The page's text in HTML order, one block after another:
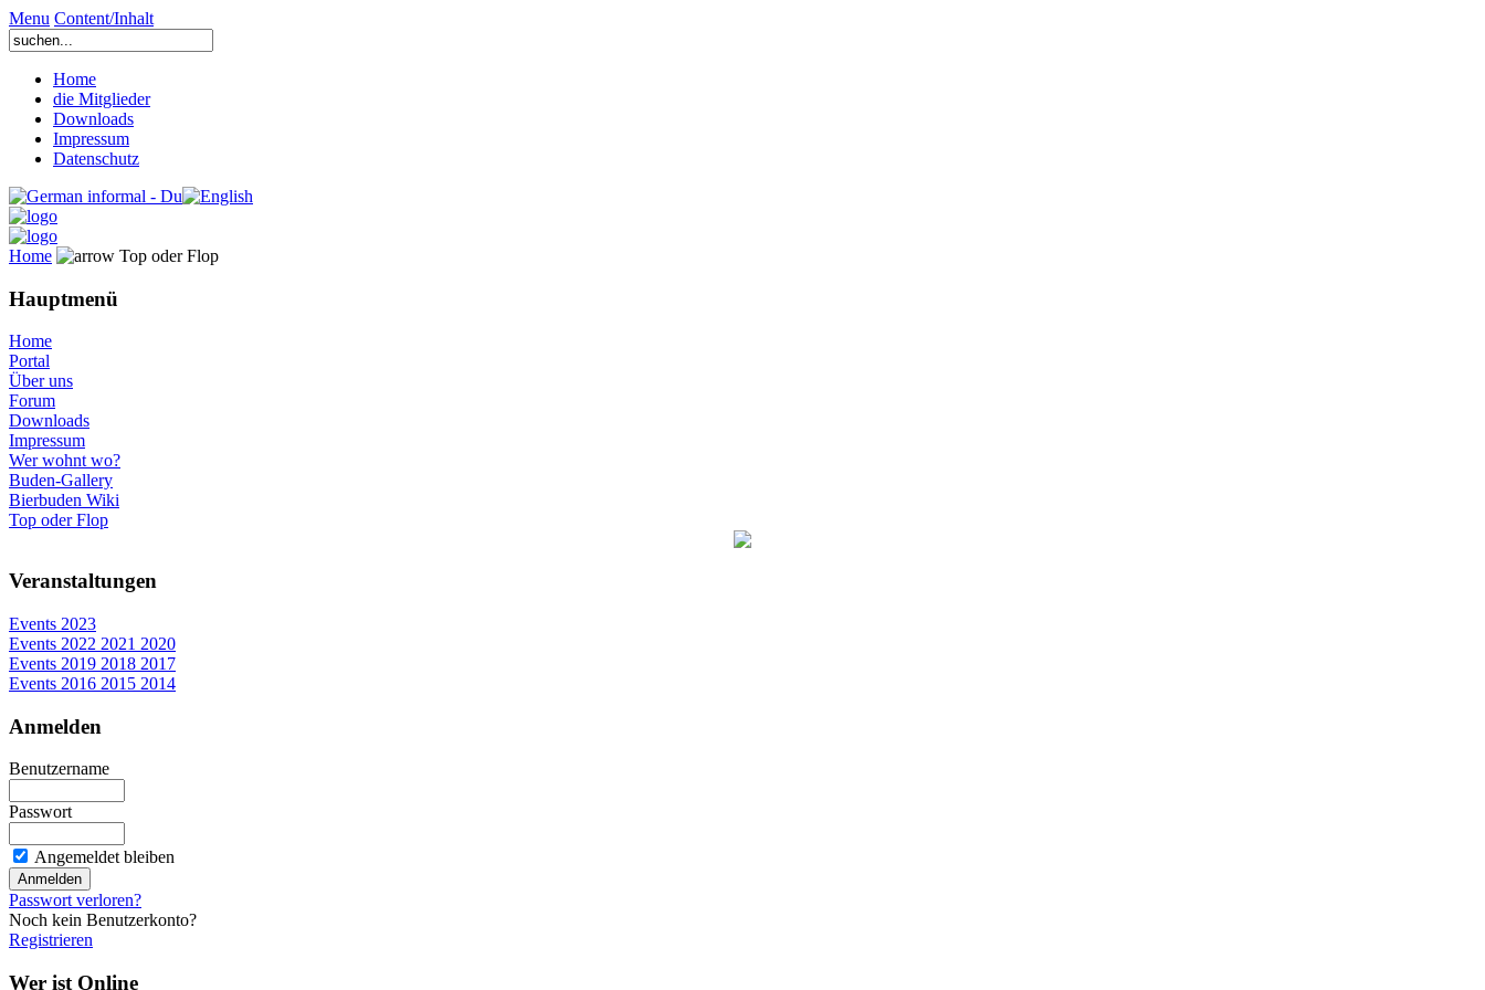
Menu Content/Inhalt
Home
die Mitglieder
Downloads
Impressum
Datenschutz
Home Top oder Flop
Hauptmenü
Home
Portal
Über uns
Forum
Downloads
Impressum
Wer wohnt wo?
Buden-Gallery
Bierbuden Wiki
Top oder Flop
Veranstaltungen
Events 2023
Events 2022 2021 2020
Events 2019 2018 2017
Events 2016 2015 2014
Anmelden
Benutzername
Passwort
Angemeldet bleiben
Passwort verloren?
Noch kein Benutzerkonto?
Registrieren
Wer ist Online